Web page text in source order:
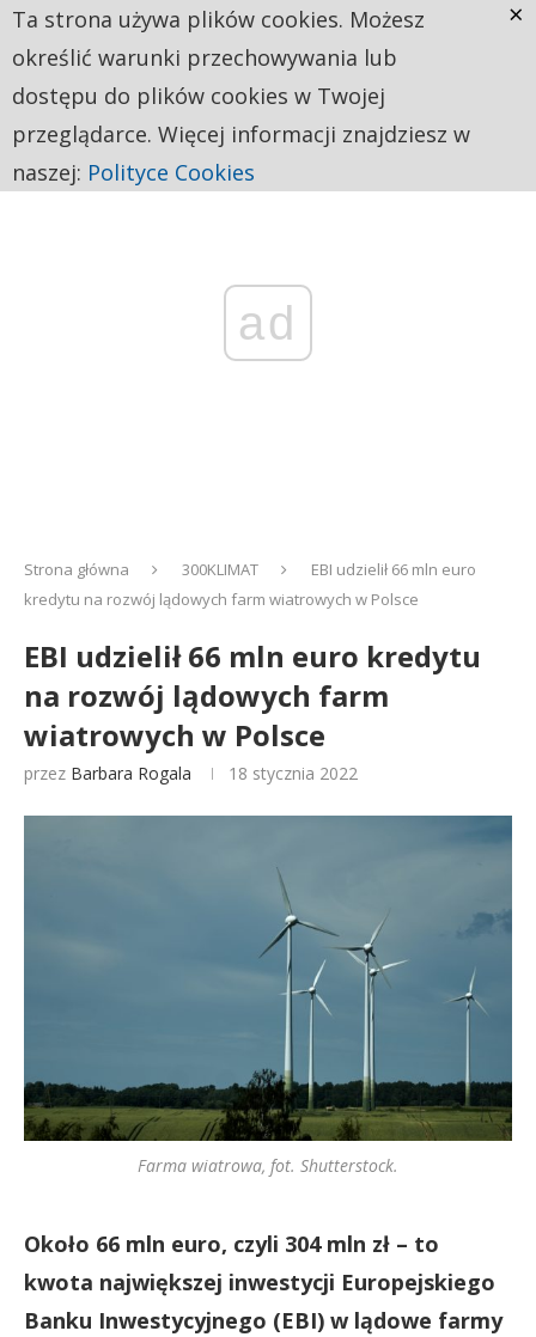
ad
Strona główna 300KLIMAT
EBI udzielił 66 mln euro
kredytu na rozwój lądowych farm wiatrowych w Polsce
EBI udzielił 66 mln euro kredytu
na rozwój lądowych farm
wiatrowych w Polsce
przez Barbara Rogala 18 stycznia 2022
Farma wiatrowa, fot. Shutterstock.
Około 66 mln euro, czyli 304 mln zł – to
kwota największej inwestycji Europejskiego
Banku Inwestycyjnego (EBI) w lądowe farmy
Ta strona używa plików cookies. Możesz
określić warunki przechowywania lub
dostępu do plików cookies w Twojej
przeglądarce. Więcej informacji znajdziesz w
naszej: Polityce Cookies
×